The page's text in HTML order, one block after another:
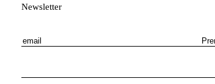
Newsletter
E
i
P
n